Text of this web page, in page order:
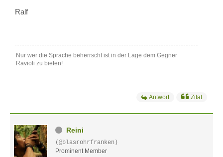
Ralf
Nur wer die Sprache beherrscht ist in der Lage dem Gegner
Ravioli zu bieten!
Antwort Zitat
Reini
(@blasrohrfranken)
Prominent Member